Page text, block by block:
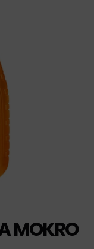
MOKRO